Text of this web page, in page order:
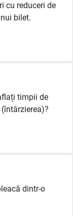
cu reduceri de
bilet.
timpii de
dintr-o